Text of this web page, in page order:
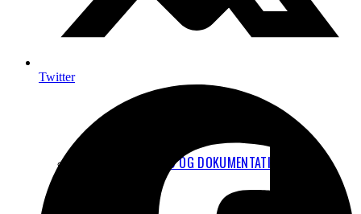
TEKNISK BAGGRUND OG DOKUMENTATION
Twitter